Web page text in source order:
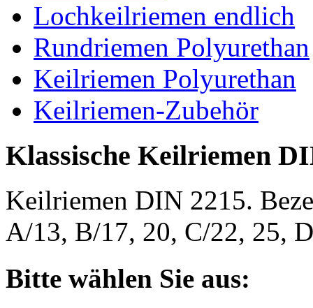
Lochkeilriemen endlich
Rundriemen Polyurethan
Keilriemen Polyurethan
Keilriemen-Zubehör
Klassische Keilriemen
Keilriemen DIN 2215.
A/13, B/17, 20, C/22, 25,
Bitte wählen Sie aus: